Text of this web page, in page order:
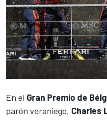
En el Gran Premio de
parón veraniego, Charles